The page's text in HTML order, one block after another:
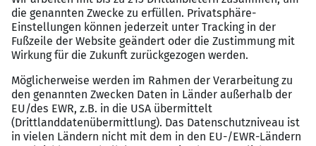
Schulische Voraussetzungen
Allgemeine Hochschulreife, Fachhochschulreife mit
bestandenem allgemeinem Studierfähigkeitstest
(Deltaprüfung) oder eine besondere Qualifizierung von